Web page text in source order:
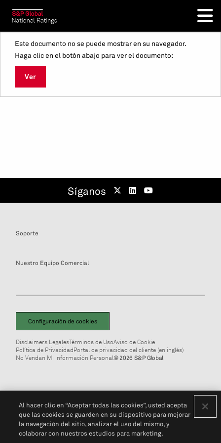
Este documento no se puede mostrar en su navegador.
Haga clic en el botón abajo para ver el documento:
Ver
Síganos
Soporte
Nuestro Equipo Comercial
Configuración de cookies
Disclaimers LegalesTérminos de UsoAviso de Cookie
Política de PrivacidadPortal de privacidad del cliente (en inglés)
No Vendan Mi Información Personal© 2026 S&P Global
Al hacer clic en “Aceptar todas las cookies”, usted acepta
que las cookies se guarden en su dispositivo para mejorar
la navegación del sitio, analizar el uso del mismo, y
colaborar con nuestros estudios para marketing.